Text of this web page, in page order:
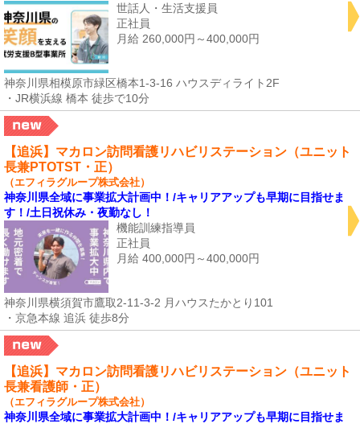
世話人・生活支援員
正社員
月給 260,000円～400,000円
神奈川県相模原市緑区橋本1-3-16 ハウスディライト2F
・JR横浜線 橋本 徒歩で10分
【追浜】マカロン訪問看護リハビリステーション（ユニット
長兼PTOTST・正）
（エフィラグループ株式会社）
神奈川県全域に事業拡大計画中！/キャリアアップも早期に目指せま
す！/土日祝休み・夜勤なし！
機能訓練指導員
正社員
月給 400,000円～400,000円
神奈川県横須賀市鷹取2-11-3-2 月ハウスたかとり101
・京急本線 追浜 徒歩8分
【追浜】マカロン訪問看護リハビリステーション（ユニット
長兼看護師・正）
（エフィラグループ株式会社）
神奈川県全域に事業拡大計画中！/キャリアアップも早期に目指せま